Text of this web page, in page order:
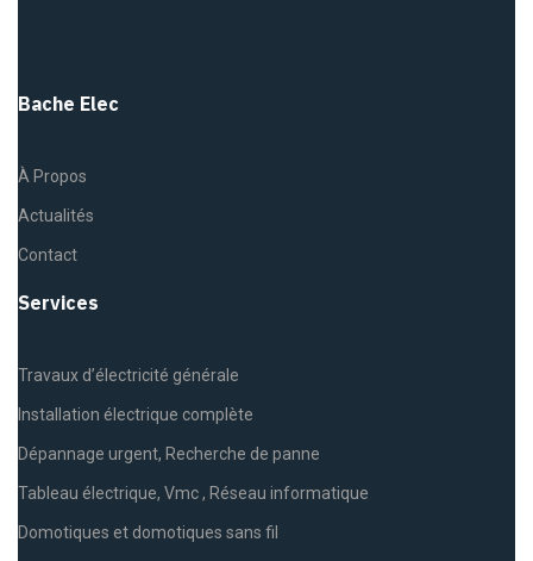
Bache Elec
À Propos
Actualités
Contact
Services
Travaux d’électricité générale
Installation électrique complète
Dépannage urgent, Recherche de panne
Tableau électrique, Vmc , Réseau informatique
Domotiques et domotiques sans fil